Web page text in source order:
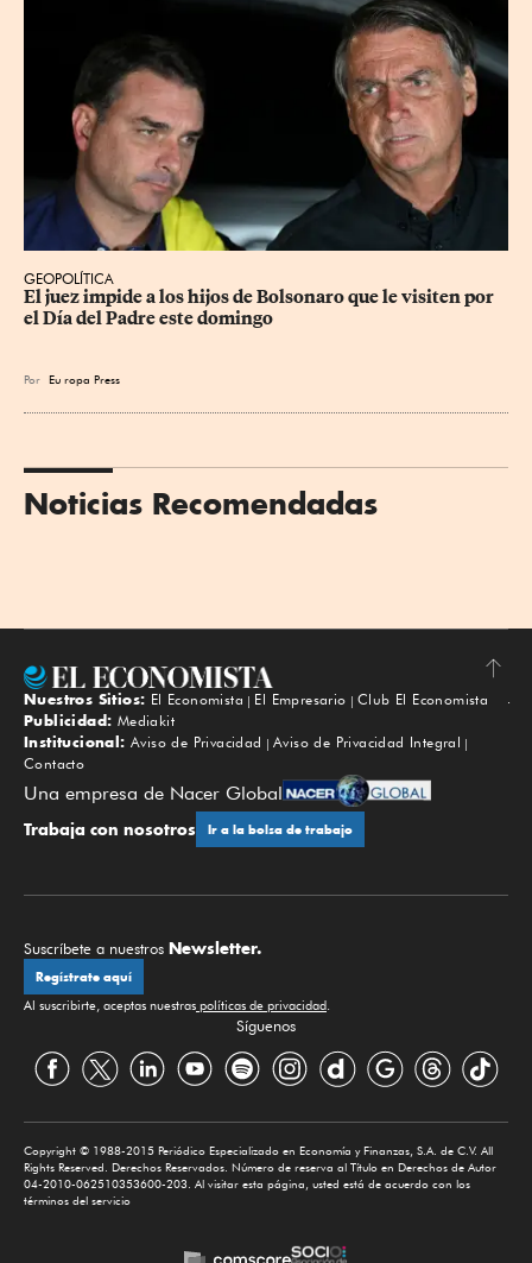
GEOPOLÍTICA
El juez impide a los hijos de Bolsonaro que le visiten por
el Día del Padre este domingo
Por Eu ropa Press
Noticias Recomendadas
Subir
Nuestros Sitios: El Economista El Empresario
Club El Economista
Publicidad: Mediakit
Institucional: Aviso de Privacidad
Aviso de Privacidad Integral
Contacto
Una empresa de Nacer Global
Trabaja con nosotros Ir a la bolsa de trabajo
Suscríbete a nuestros Newsletter.
Regístrate aquí
Al suscribirte, aceptas nuestras políticas de privacidad.
Síguenos
Copyright © 1988-2015 Periódico Especializado en Economía y Finanzas, S.A. de C.V. All
Rights Reserved. Derechos Reservados. Número de reserva al Título en Derechos de Autor
04-2010-062510353600-203. Al visitar esta página, usted está de acuerdo con los
términos del servicio